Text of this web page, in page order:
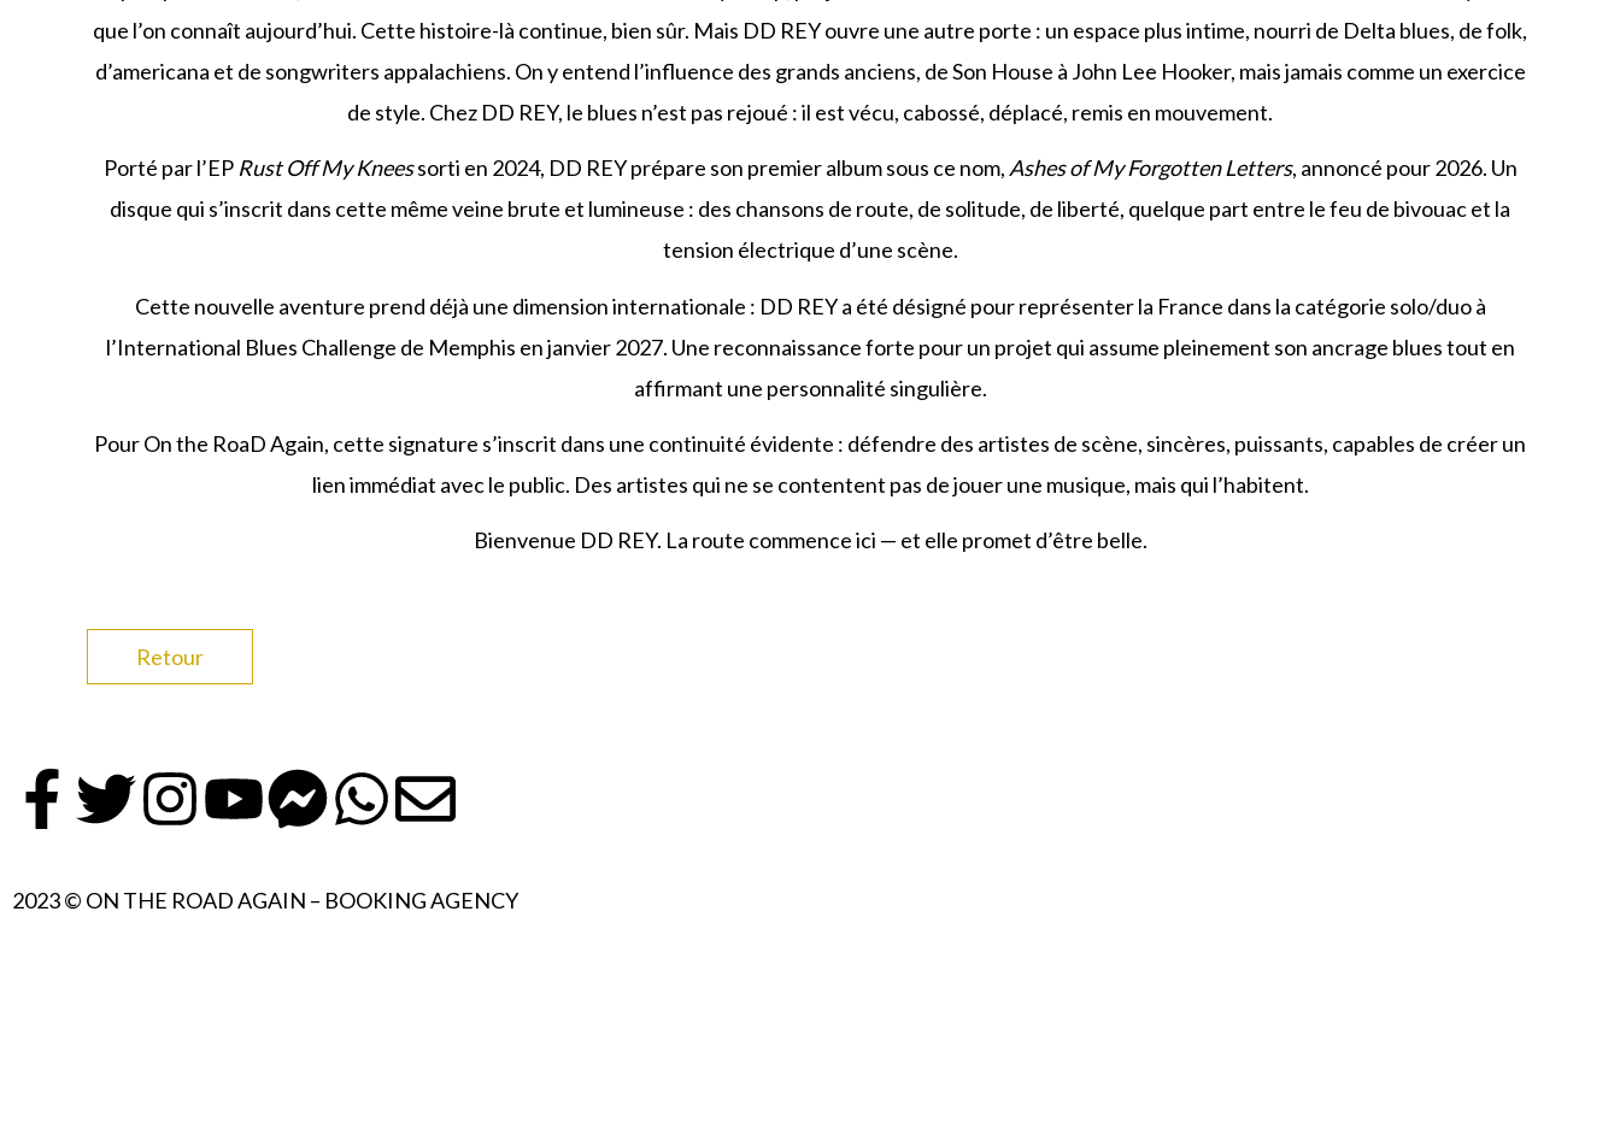
que l’on connaît aujourd’hui. Cette histoire-là continue, bien sûr. Mais DD REY ouvre une autre porte : un espace plus intime, nourri de Delta blues, de folk,
d’americana et de songwriters appalachiens. On y entend l’influence des grands anciens, de Son House à John Lee Hooker, mais jamais comme un exercice
de style. Chez DD REY, le blues n’est pas rejoué : il est vécu, cabossé, déplacé, remis en mouvement.
Porté par l’EPRust Off My Kneessorti en 2024, DD REY prépare son premier album sous ce nom,Ashes of My Forgotten Letters, annoncé pour 2026. Un
disque qui s’inscrit dans cette même veine brute et lumineuse : des chansons de route, de solitude, de liberté, quelque part entre le feu de bivouac et la
tension électrique d’une scène.
Cette nouvelle aventure prend déjà une dimension internationale : DD REY a été désigné pour représenter la France dans la catégorie solo/duo à
l’International Blues Challenge de Memphis en janvier 2027. Une reconnaissance forte pour un projet qui assume pleinement son ancrage blues tout en
affirmant une personnalité singulière.
Pour On the RoaD Again, cette signature s’inscrit dans une continuité évidente : défendre des artistes de scène, sincères, puissants, capables de créer un
lien immédiat avec le public. Des artistes qui ne se contentent pas de jouer une musique, mais qui l’habitent.
Bienvenue DD REY. La route commence ici — et elle promet d’être belle.
Retour
2023 © ON THE ROAD AGAIN – BOOKING AGENCY